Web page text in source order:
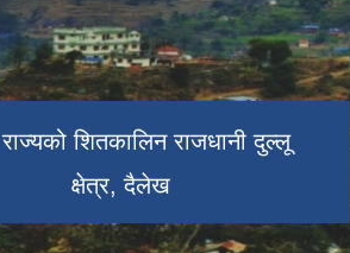
शितकालिन राजधानी दुल्लू
क्षेत्र, दैलेख
दुल्लू साँकृतिक संग्राहलय
तल्लो डुङ्गेश्वर मन्दिर